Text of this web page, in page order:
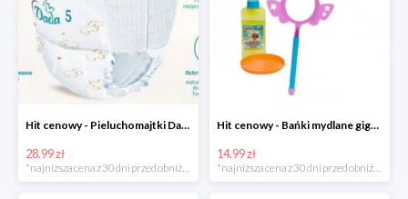
Hit cenowy - Pieluchomajtki Dada Pants
28.99 zł
Hit cenowy - Bańki mydlane gigant lub płyn uzupełniający
14.99 zł